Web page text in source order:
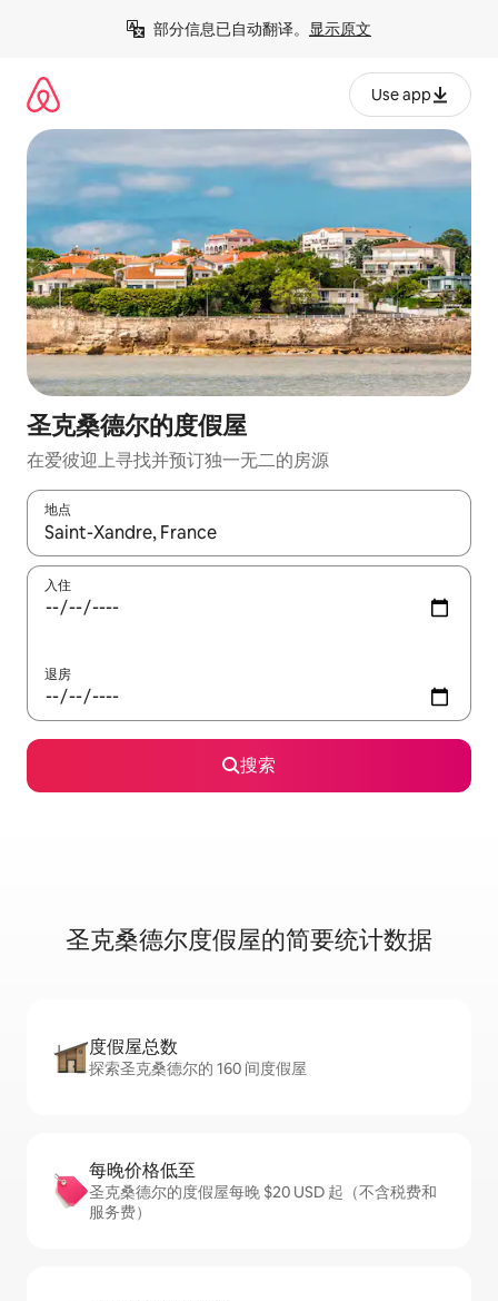
部分信息已自动翻译。 显示原文
Use app
圣克桑德尔的度假屋
在爱彼迎上寻找并预订独一无二的房源
地点
如有搜索结果，请使用上下方向键查看，或通过点击或滑动手势
入住
退房
搜索
圣克桑德尔度假屋的简要统计数据
度假屋总数
探索圣克桑德尔的 160 间度假屋
每晚价格低至
圣克桑德尔的度假屋每晚 $20 USD 起（不含税费和
服务费）